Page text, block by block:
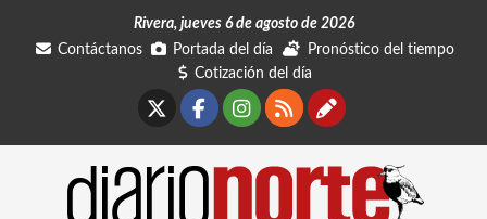
Rivera, jueves 6 de agosto de 2026
Contáctanos
Portada del día
Pronóstico del tiempo
Cotización del día
Facebook
Instagram
RSSContáctanos